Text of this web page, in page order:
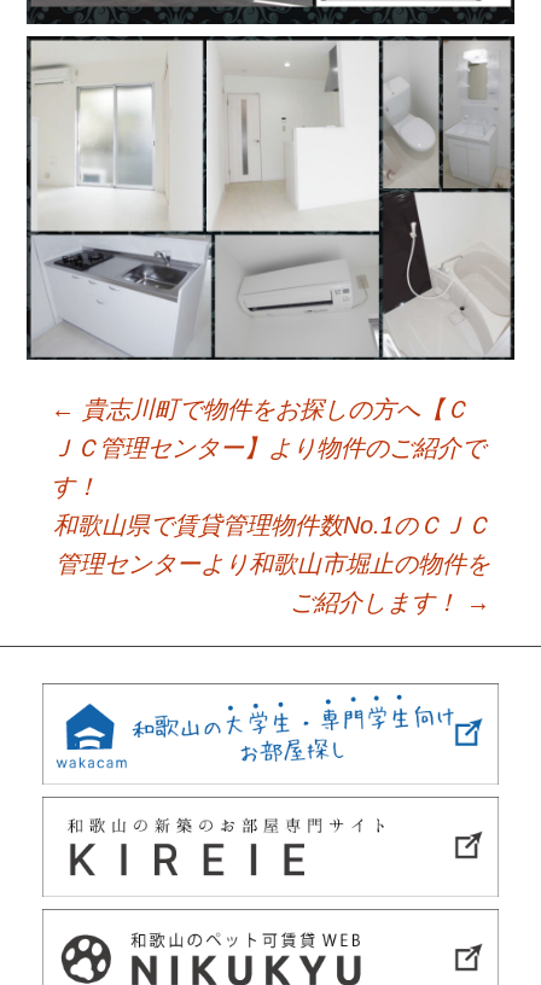
Post
navigation
← 貴志川町で物件をお探しの方へ【Ｃ
ＪＣ管理センター】より物件のご紹介で
す！
和歌山県で賃貸管理物件数No.1のＣＪＣ
管理センターより和歌山市堀止の物件を
ご紹介します！
→